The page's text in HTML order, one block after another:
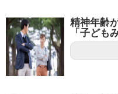
精神年齢
「子ども